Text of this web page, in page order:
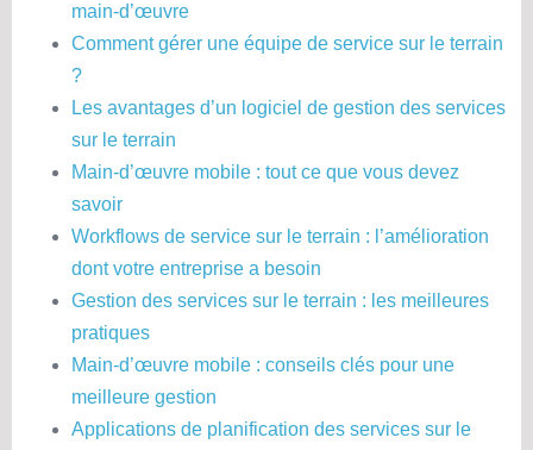
main-d’œuvre
Comment gérer une équipe de service sur le terrain
?
Les avantages d’un logiciel de gestion des services
sur le terrain
Main-d’œuvre mobile : tout ce que vous devez
savoir
Workflows de service sur le terrain : l’amélioration
dont votre entreprise a besoin
Gestion des services sur le terrain : les meilleures
pratiques
Main-d’œuvre mobile : conseils clés pour une
meilleure gestion
Applications de planification des services sur le